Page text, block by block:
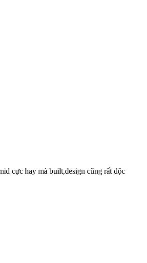
cực hay mà built,design cũng rất độc